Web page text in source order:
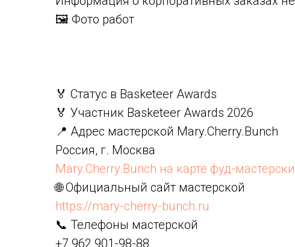
🖼️ Фото работ
🏅 Статус в Basketeer Awards
🏅 Участник Basketeer Awards 2026
📍 Адрес мастерской Mary.Cherry.Bunch
Россия, г. Москва
Mary.Cherry.Bunch на карте фуд-
🌐 Официальный сайт мастерской
https://mary-cherry-bunch.ru
📞 Телефоны мастерской
+7 962 901-98-88